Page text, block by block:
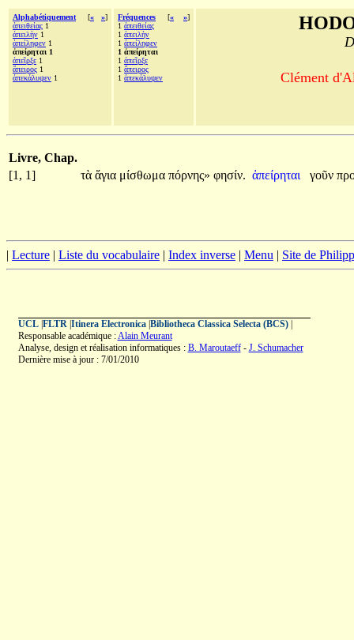
Alphabétiquement [« »]
ἀπειθείας 1
ἀπειλὴν 1
ἀπείληφεν 1
ἀπείρηται 1
ἀπεῖρξε 1
ἄπειρος 1
ἀπεκάλυψεν 1
Fréquences [« »]
1 ἀπειθείας
1 ἀπειλὴν
1 ἀπείληφεν
1 ἀπείρηται
1 ἀπεῖρξε
1 ἄπειρος
1 ἀπεκάλυψεν Clément
Livre, Chap.
[1, 1]
τὰ ἅγια μίσθωμα πόρνης» φησίν. ἀπείρηται γοῦν
| Lecture | Liste du vocabulaire | Index inverse | Menu | Site de
UCL| FLTR| Itinera Electronica| Bibliotheca Classica Selecta (BCS)|
Responsable académique :Alain Meurant
Analyse, design et réalisation informatiques : B. Maroutaeff- J. Schumacher
Dernière mise à jour : 7/01/2010